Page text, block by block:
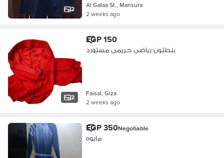
2
Al Galaa St., Mansura
2 weeks ago
2
EGP 150
بنطلون رياضى حريمى مستورد
Faisal, Giza
2 weeks ago
EGP 350Negotiable
مايوه